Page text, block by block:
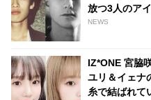
放つ3人のア
NEWS
IZ*ONE 宮脇
ユリ＆イェナ
糸で結ばれて